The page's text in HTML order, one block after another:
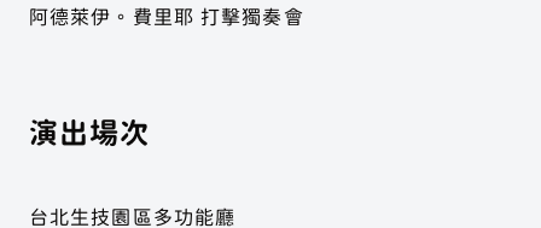
阿德萊伊。費里耶 打擊獨奏會
演出場次
台北生技園區多功能廳
我想找...
聲子藝棧